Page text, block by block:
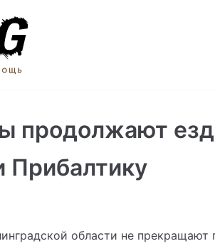
продолжают
области не